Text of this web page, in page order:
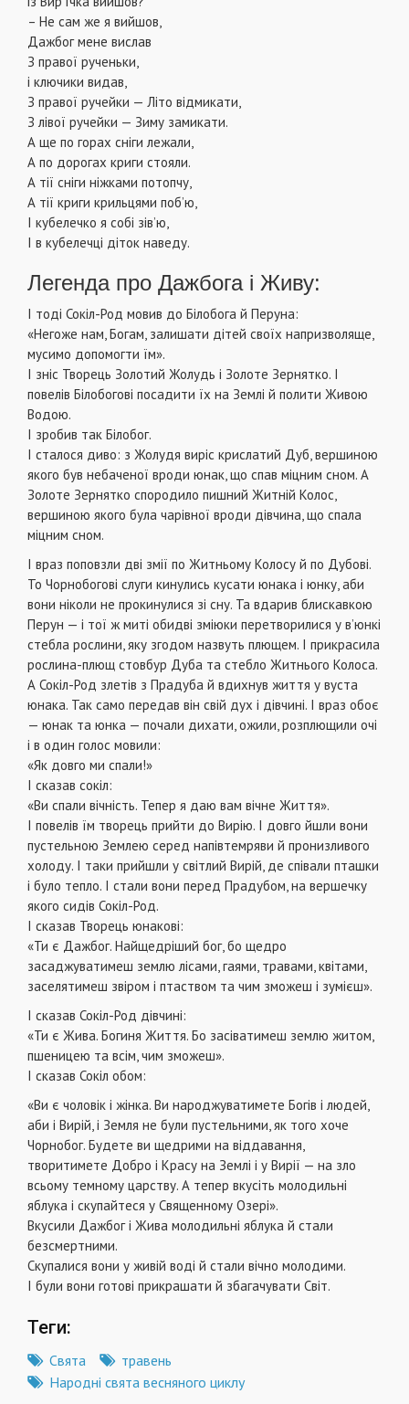
– Не сам же я вийшов,
Дажбог мене вислав
З правої рученьки,
і ключики видав,
З правої ручейки — Літо відмикати,
З лівої ручейки — Зиму замикати.
А ще по горах сніги лежали,
А по дорогах криги стояли.
А тії сніги ніжками потопчу,
А тії криги крильцями поб’ю,
І кубелечко я собі зів’ю,
І в кубелечці діток наведу.
Легенда про Дажбога і Живу:
І тоді Сокіл-Род мовив до Білобога й Перуна:
«Негоже нам, Богам, залишати дітей своїх напризволяще,
мусимо допомогти їм».
І зніc Творець Золотий Жолудь і Золоте Зернятко. І
повелів Білобогові посадити їх на Землі й полити Живою
Водою.
І зробив так Білобог.
І сталося диво: з Жолудя виріс крислатий Дуб, вершиною
якого був небаченої вроди юнак, що спав міцним сном. А
Золоте Зернятко спородило пишний Житній Колос,
вершиною якого була чарівної вроди дівчина, що спала
міцним сном.
І враз поповзли дві змії по Житньому Колосу й по Дубові.
То Чорнобогові слуги кинулись кусати юнака і юнку, аби
вони ніколи не прокинулися зі сну. Та вдарив блискавкою
Перун — і тої ж миті обидві зміюки перетворилися у в’юнкі
стебла рослини, яку згодом назвуть плющем. І прикрасила
рослина-плющ стовбур Дуба та стебло Житнього Колоса.
А Сокіл-Род злетів з Прадуба й вдихнув життя у вуста
юнака. Так само передав він свій дух і дівчині. І враз обоє
— юнак та юнка — почали дихати, ожили, розплющили очі
і в один голос мовили:
«Як довго ми спали!»
І сказав сокіл:
«Ви спали вічність. Тепер я даю вам вічне Життя».
І повелів їм творець прийти до Вирію. І довго йшли вони
пустельною Землею серед напівтемряви й пронизливого
холоду. І таки прийшли у світлий Вирій, де співали пташки
і було тепло. І стали вони перед Прадубом, на вершечку
якого сидів Сокіл-Род.
І сказав Творець юнакові:
«Ти є Дажбог. Найщедріший бог, бо щедро
засаджуватимеш землю лісами, гаями, травами, квітами,
заселятимеш звіром і птаством та чим зможеш і зумієш».
І сказав Сокіл-Род дівчині:
«Ти є Жива. Богиня Життя. Бо засіватимеш землю житом,
пшеницею та всім, чим зможеш».
І сказав Сокіл обом:
«Ви є чоловік і жінка. Ви народжуватимете Богів і людей,
аби і Вирій, і Земля не були пустельними, як того хоче
Чорнобог. Будете ви щедрими на віддавання,
творитимете Добро і Красу на Землі і у Вирії — на зло
всьому темному царству. А тепер вкусіть молодильні
яблука і скупайтеся у Священному Озері».
Вкусили Дажбог і Жива молодильні яблука й стали
безсмертними.
Скупалися вони у живій воді й стали вічно молодими.
І були вони готові прикрашати й збагачувати Світ.
Теги:
Свята
травень
Народні свята весняного циклу